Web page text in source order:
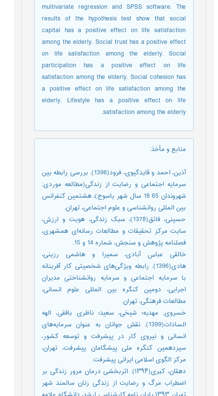
multivariate regression and SPSS software. The
results of the hypothesis test show that social
capital has a positive effect on life satisfaction
among the elderly. Social trust has a positive effect
on life satisfaction among the elderly. Social
participation has a positive effect on life
satisfaction among the elderly. Social cohesion has
a positive effect on life satisfaction among the
elderly. Lifestyle has a positive effect on life
satisfaction among the elderly.
منابع و مأخذ:
آذین، احمد و قایدگیوی، فرود(1396). بررسی رابطه بین
سرمایه اجتماعی و رضایت از زندگی(مطالعه موردی:
شهروندان 65 18 سال شهر یاسوج)، هشتمین کنفرانس
بین المللی روانشناسی و علوم اجتماعی، تهران.
حسینی، فائق(1378)، سبک زندگی، هویت و ارزش،
سایت مرکز تحقیقات و مطالعات رسانه‌ای همشهری،
فصلنامه پژوهش و سنجش، شماره 14 و 15.
خالقی عباس آبادی، سمیرا و هاشمی رزینی،
هادی(1396). رابطه ویژگی‌های شخصیتی کار آفرینانه
با سرمایه اجتماعی و سرمایه روانشناختی مدیران
اجرایی، دومین کنگره بین المللی علوم انسانی،
مطالعات فرهنگی، تهران.
خسروی, مهدیه؛ شیخی، سعید؛ ناظری بافقی، الهه
السادات(1399). نقش جوانان به عنوان سرمایه‌های
انسانی و نیروی کار در پیشرفت و توسعه کشور،
سیزدهمین کنگره ملی پیشگامان پیشرفت، تهران،
مرکز الگوی اسلامی ایرانی پیشرفت.
دهقان، کبری(۱۳۹۴). اثربخشی درمان مرور زندگی بر
اضطراب مرگ و رضایت از زندگی زنان سالمند شهر